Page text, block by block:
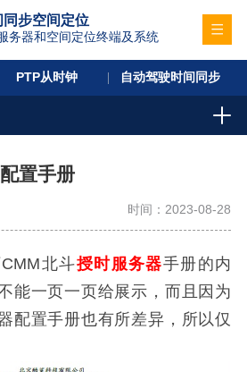
步空间定位
务器和空间定位终端及系统
PTP从时钟 自动驾驶时间同步
置手册
时间：2023-08-28
北斗授时服务器手册的内
能一页一页给展示，而且因为
配置手册也有所差异，所以仅